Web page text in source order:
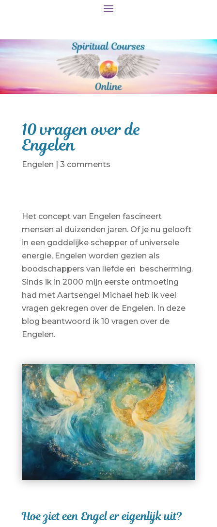
10 vragen over de
Engelen
Engelen | 3 comments
Het concept van Engelen fascineert
mensen al duizenden jaren. Of je nu gelooft
in een goddelijke schepper of universele
energie, Engelen worden gezien als
boodschappers van liefde en bescherming.
Sinds ik in 2000 mijn eerste ontmoeting
had met Aartsengel Michael heb ik veel
vragen gekregen over de Engelen. In deze
blog beantwoord ik 10 vragen over de
Engelen.
Hoe ziet een Engel er eigenlijk uit?